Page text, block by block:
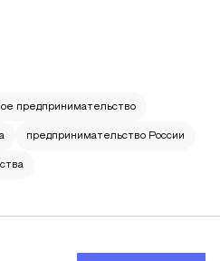
предпринимательство
предпринимательство России